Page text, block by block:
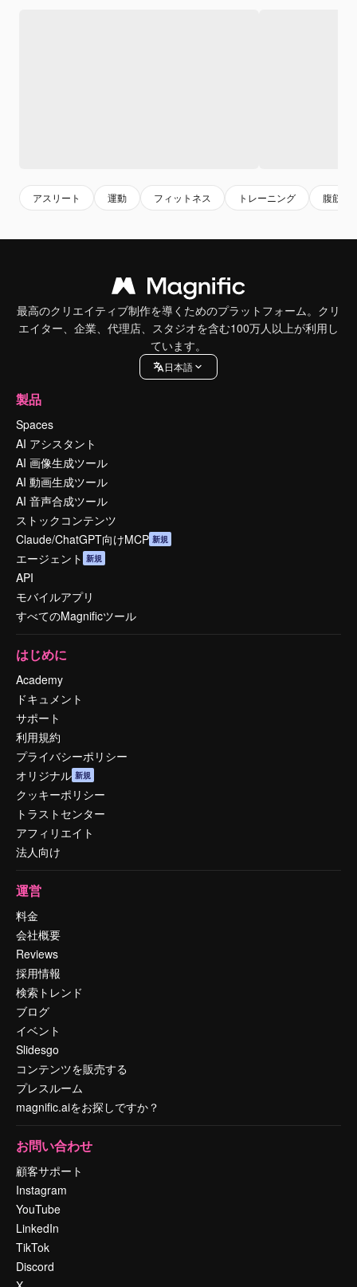
アスリート 運動 フィットネス トレーニング 腹筋
最高のクリエイティブ制作を導くためのプラットフォーム。クリ
エイター、企業、代理店、スタジオを含む100万人以上が利用し
ています。
日本語
製品
Spaces
AI アシスタント
AI 画像生成ツール
AI 動画生成ツール
AI 音声合成ツール
ストックコンテンツ
Claude/ChatGPT向けMCP 新規
エージェント 新規
API
モバイルアプリ
すべてのMagnificツール
はじめに
Academy
ドキュメント
サポート
利用規約
プライバシーポリシー
オリジナル 新規
クッキーポリシー
トラストセンター
アフィリエイト
法人向け
運営
料金
会社概要
Reviews
採用情報
検索トレンド
ブログ
イベント
Slidesgo
コンテンツを販売する
プレスルーム
magnific.aiをお探しですか？
お問い合わせ
顧客サポート
Instagram
YouTube
LinkedIn
TikTok
Discord